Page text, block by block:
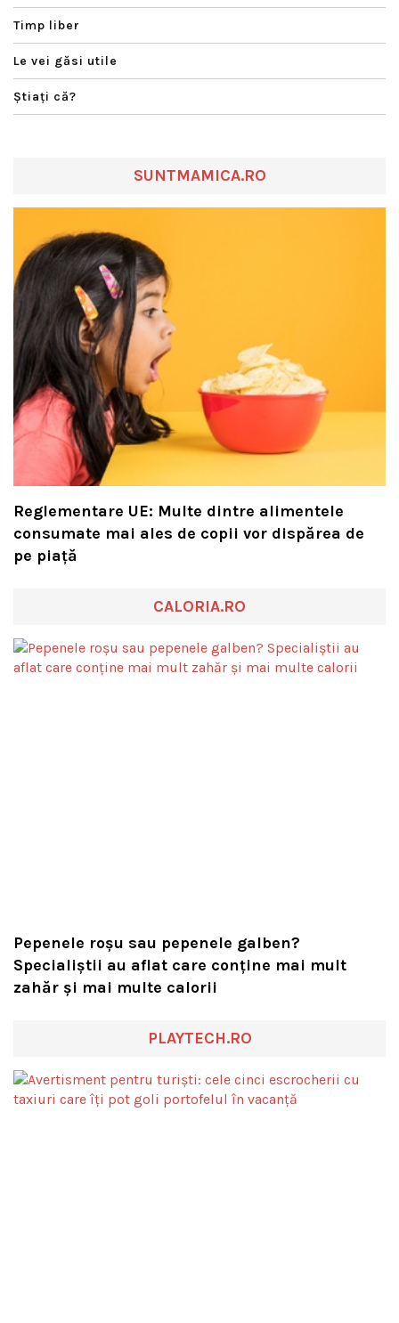
Timp liber
Le vei găsi utile
Ştiaţi că?
SUNTMAMICA.RO
Reglementare UE: Multe dintre alimentele
consumate mai ales de copii vor dispărea de
pe piață
CALORIA.RO
Pepenele roșu sau pepenele galben?
Specialiștii au aflat care conține mai mult
zahăr și mai multe calorii
PLAYTECH.RO